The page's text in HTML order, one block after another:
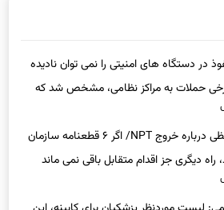
در دستگاه های امنیتی را نمی توان نادیده
حملات به مراکز نظامی، مشخص شد که
دخیل بوده‌اند
اظهارات واعظی درباره خروج NPT/ اگر ۶ قطعنامه سازمان
راه دیگری جز اقدام متقابل باقی نمی‌ ماند